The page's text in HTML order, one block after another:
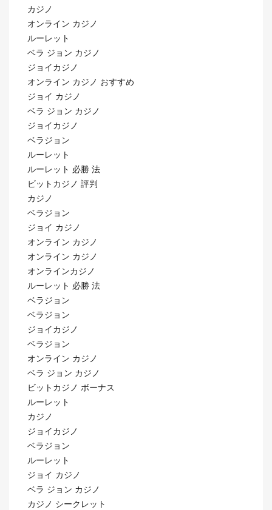
カジノ
オンライン カジノ
ルーレット
ベラ ジョン カジノ
ジョイカジノ
オンライン カジノ おすすめ
ジョイ カジノ
ベラ ジョン カジノ
ジョイカジノ
ベラジョン
ルーレット
ルーレット 必勝 法
ビットカジノ 評判
カジノ
ベラジョン
ジョイ カジノ
オンライン カジノ
オンライン カジノ
オンラインカジノ
ルーレット 必勝 法
ベラジョン
ベラジョン
ジョイカジノ
ベラジョン
オンライン カジノ
ベラ ジョン カジノ
ビットカジノ ボーナス
ルーレット
カジノ
ジョイカジノ
ベラジョン
ルーレット
ジョイ カジノ
ベラ ジョン カジノ
カジノ シークレット